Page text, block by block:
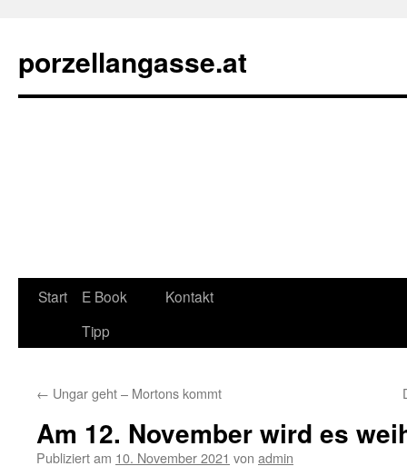
porzellangasse.at
Zum
Start
E Book
Tipp
Kontakt
← Ungar geht – Mortons kommt
Am 12. November wird es
Publiziert am 10. November 2021 von admin